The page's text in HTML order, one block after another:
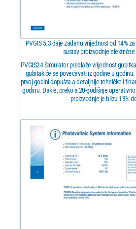
PVGIS 5.3 daje zadanu vrijednost od 14%
sustav proizvodnje
PVGIS24 Simulator predlaže vrijednost
gubitak će se povećavati iz godine u
prvoj godini dopušta a detaljnije tehničke i
godinu. Dakle, preko a 20-godišnje
proizvodnje je blizu 13%